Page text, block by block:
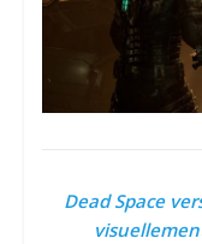
Dead Space